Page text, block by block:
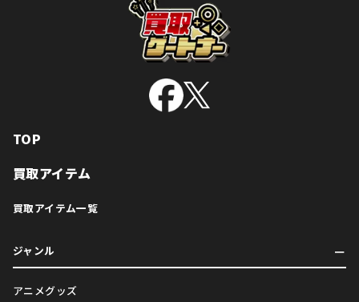
TOP
買取アイテム
買取アイテム一覧
ジャンル
アニメグッズ